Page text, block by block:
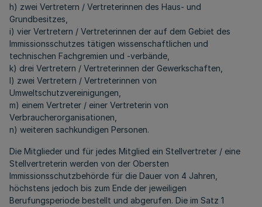
h) zwei Vertretern / Vertreterinnen des Haus- und
Grundbesitzes,
i) vier Vertretern / Vertreterinnen der auf dem Gebiet des
Immissionsschutzes tätigen wissenschaftlichen und
technischen Fachgremien und -verbände,
k) drei Vertretern / Vertreterinnen der Gewerkschaften,
l) zwei Vertretern / Vertreterinnen von
Umweltschutzvereinigungen,
m) einem Vertreter / einer Vertreterin von
Verbraucherorganisationen,
n) weiteren sachkundigen Personen.
Die Mitglieder und für jedes Mitglied ein Stellvertreter / eine
Stellvertreterin werden von der Obersten
Immissionsschutzbehörde für die Dauer von 4 Jahren,
höchstens jedoch bis zum Ende der jeweiligen
Berufungsperiode bestellt und abgerufen. Die im Satz 1